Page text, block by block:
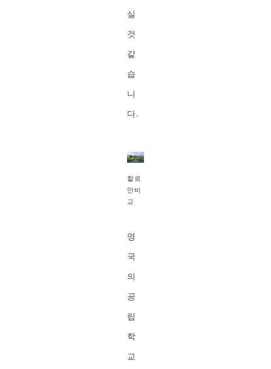
실
것
같
습
니
다.
할로
안비
교
영
국
의
공
립
학
교